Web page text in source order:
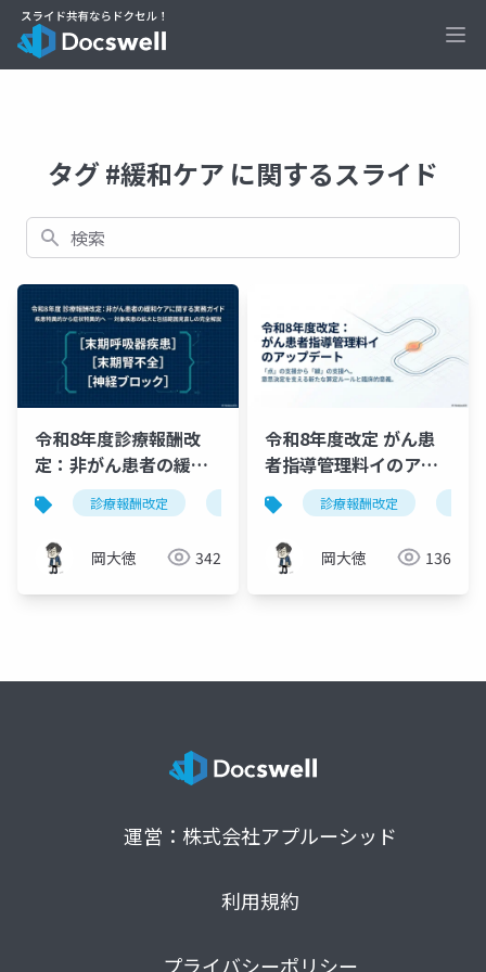
タグ #緩和ケア に関するスライド
検索
令和8年度診療報酬改
定：非がん患者の緩和
ケア見直し｜対象疾患
の拡大と包括範囲の完
全解説
診療報酬改定 緩和ケア 令和8年度改定
岡大徳 342
令和8年度改定 がん患
者指導管理料イのアッ
プデート｜「点」から
「線」の支援へ
診療報酬改定
岡大徳 136
運営：株式会社アプルーシッド
利用規約
プライバシーポリシー